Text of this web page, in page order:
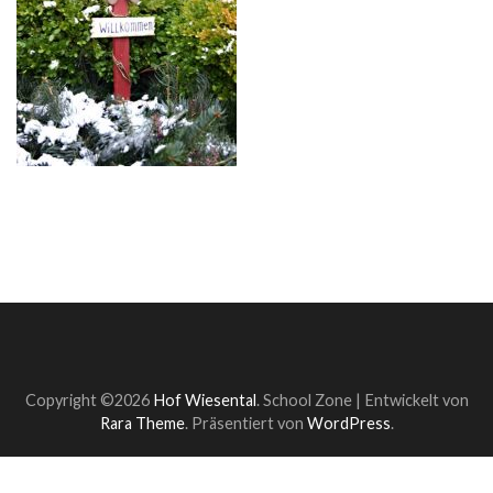
Copyright ©2026 Hof Wiesental. School Zone | Entwickelt von
Rara Theme. Präsentiert von WordPress.